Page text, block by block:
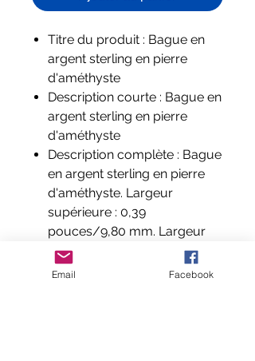
Titre du produit : Bague en
argent sterling en pierre
d'améthyste
Description courte : Bague en
argent sterling en pierre
d'améthyste
Description complète : Bague
en argent sterling en pierre
d'améthyste. Largeur
supérieure : 0,39
pouces/9,80 mm. Largeur
inférieure : 0,08 pouces/2,00
mm
Email Facebook